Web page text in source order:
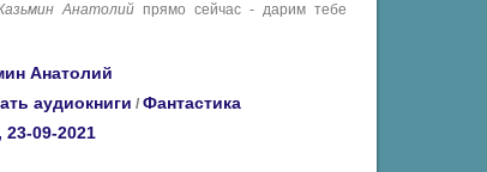
Анатолий прямо сейчас - дарим тебе
Анатолий
аудиокниги / Фантастика
23-09-2021